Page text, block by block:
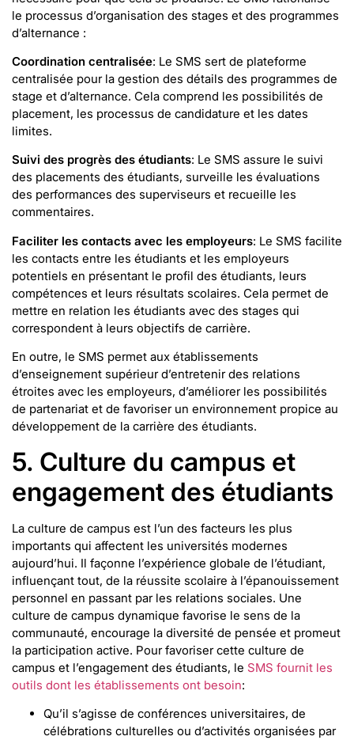
le processus d’organisation des stages et des programmes
d’alternance :
Coordination centralisée: Le SMS sert de plateforme
centralisée pour la gestion des détails des programmes de
stage et d’alternance. Cela comprend les possibilités de
placement, les processus de candidature et les dates
limites.
Suivi des progrès des étudiants: Le SMS assure le suivi
des placements des étudiants, surveille les évaluations
des performances des superviseurs et recueille les
commentaires.
Faciliter les contacts avec les employeurs: Le SMS facilite
les contacts entre les étudiants et les employeurs
potentiels en présentant le profil des étudiants, leurs
compétences et leurs résultats scolaires. Cela permet de
mettre en relation les étudiants avec des stages qui
correspondent à leurs objectifs de carrière.
En outre, le SMS permet aux établissements
d’enseignement supérieur d’entretenir des relations
étroites avec les employeurs, d’améliorer les possibilités
de partenariat et de favoriser un environnement propice au
développement de la carrière des étudiants.
5. Culture du campus et
engagement des étudiants
La culture de campus est l’un des facteurs les plus
importants qui affectent les universités modernes
aujourd’hui. Il façonne l’expérience globale de l’étudiant,
influençant tout, de la réussite scolaire à l’épanouissement
personnel en passant par les relations sociales. Une
culture de campus dynamique favorise le sens de la
communauté, encourage la diversité de pensée et promeut
la participation active. Pour favoriser cette culture de
campus et l’engagement des étudiants, le SMS fournit les
outils dont les établissements ont besoin:
Qu’il s’agisse de conférences universitaires, de
célébrations culturelles ou d’activités organisées par